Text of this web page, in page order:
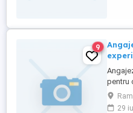
9
pentru
Rm
29